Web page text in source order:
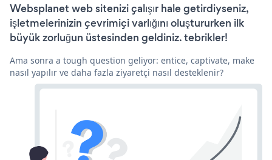
Websplanet web sitenizi çalışır hale getirdiyseniz,
işletmelerinizin çevrimiçi varlığını oluştururken ilk
büyük zorluğun üstesinden geldiniz. tebrikler!
Ama sonra a tough question geliyor: entice, captivate, make
nasıl yapılır ve daha fazla ziyaretçi nasıl desteklenir?